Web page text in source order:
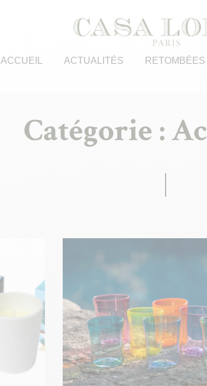
Catégorie :
ACCUEIL ACTUALITÉS